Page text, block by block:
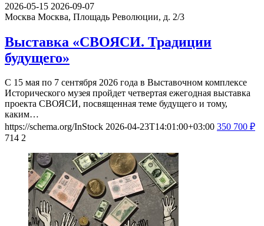
2026-05-15 2026-09-07
Москва Москва, Площадь Революции, д. 2/3
Выставка «СВОЯСИ. Традиции
будущего»
С 15 мая по 7 сентября 2026 года в Выставочном комплексе
Исторического музея пройдет четвертая ежегодная выставка
проекта СВОЯСИ, посвященная теме будущего и тому,
каким…
https://schema.org/InStock 2026-04-23T14:01:00+03:00 350 700 ₽
714 2